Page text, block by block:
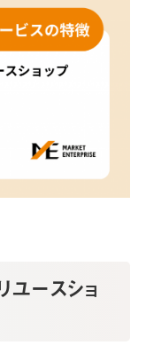
ースショ